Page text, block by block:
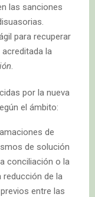
las sanciones
para recuperar
la
.
por la nueva
el ámbito:
de
de solución
conciliación o la
reducción de la
entre las